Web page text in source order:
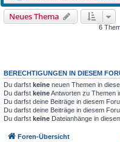
Neues Thema
6
BERECHTIGUNGEN IN DIESEM
Du darfst keine neuen Themen in
Du darfst keineAntworten zu Themen
Du darfst deine Beiträge in diesem
Du darfst deine Beiträge in diesem
Du darfst keine Dateianhänge in
Foren-Übersicht